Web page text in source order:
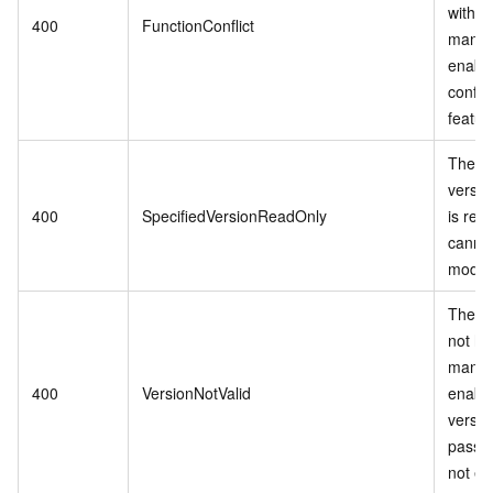
400 FunctionConflict
with
400 SpecifiedVersionReadOnly
The
is
400 VersionNotValid
The
not
not